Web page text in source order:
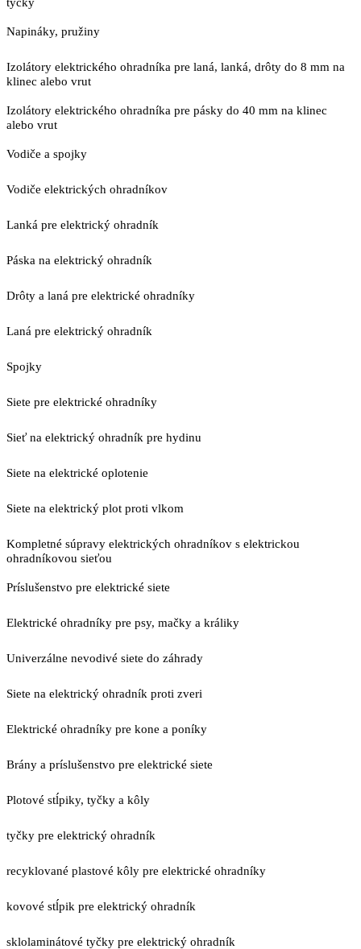
Napináky, pružiny
Izolátory elektrického ohradníka pre laná, lanká, drôty do 8 mm na
klinec alebo vrut
Izolátory elektrického ohradníka pre pásky do 40 mm na klinec
alebo vrut
Vodiče a spojky
Vodiče elektrických ohradníkov
Lanká pre elektrický ohradník
Páska na elektrický ohradník
Drôty a laná pre elektrické ohradníky
Laná pre elektrický ohradník
Spojky
Siete pre elektrické ohradníky
Sieť na elektrický ohradník pre hydinu
Siete na elektrické oplotenie
Siete na elektrický plot proti vlkom
Kompletné súpravy elektrických ohradníkov s elektrickou
ohradníkovou sieťou
Príslušenstvo pre elektrické siete
Elektrické ohradníky pre psy, mačky a králiky
Univerzálne nevodivé siete do záhrady
Siete na elektrický ohradník proti zveri
Elektrické ohradníky pre kone a poníky
Brány a príslušenstvo pre elektrické siete
Plotové stĺpiky, tyčky a kôly
tyčky pre elektrický ohradník
recyklované plastové kôly pre elektrické ohradníky
kovové stĺpik pre elektrický ohradník
sklolaminátové tyčky pre elektrický ohradník